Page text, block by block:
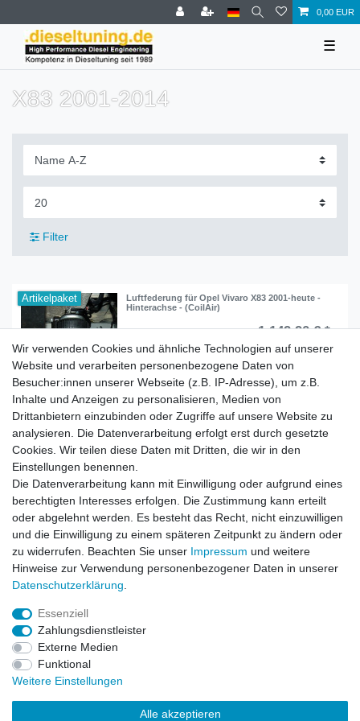
0,00 EUR
☰
X83 2001-2014
Filter
Artikelpaket
Luftfederung für Opel Vivaro X83 2001-heute -
Hinterachse - (CoilAir)
1.149,90 € *
Artikel anzeigen
inkl. ges. MwSt. zzgl.Versandkosten
Zahlung und Versand
Impressum Daten­schutz­erklärung AGB
Barrierefreiheitserklärung Widerrufs­recht
Vertrag widerrufen
© Copyright 2026 | Alle Rechte vorbehalten.
Wir verwenden Cookies und ähnliche Technologien auf unserer
Website und verarbeiten personenbezogene Daten von
Besucher:innen unserer Webseite (z.B. IP-Adresse), um z.B.
Inhalte und Anzeigen zu personalisieren, Medien von
Drittanbietern einzubinden oder Zugriffe auf unsere Website zu
analysieren. Die Datenverarbeitung erfolgt erst durch gesetzte
Cookies. Wir teilen diese Daten mit Dritten, die wir in den
Einstellungen benennen.
Die Datenverarbeitung kann mit Einwilligung oder aufgrund eines
berechtigten Interesses erfolgen. Die Zustimmung kann erteilt
oder abgelehnt werden. Es besteht das Recht, nicht einzuwilligen
und die Einwilligung zu einem späteren Zeitpunkt zu ändern oder
zu widerrufen. Beachten Sie unser Impressum und weitere
Hinweise zur Verwendung personenbezogener Daten in unserer
Daten­schutz­erklärung
Essenziell
Zahlungsdienstleister
Externe Medien
Funktional
Weitere Einstellungen
Alle akzeptieren